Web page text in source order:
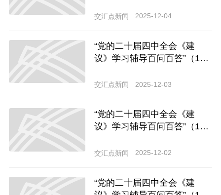
能+”行动？
交汇点新闻 2025-12-04
“党的二十届四中全会《建
议》学习辅导百问百答”（1
调发展？
交汇点新闻 2025-12-03
“党的二十届四中全会《建
议》学习辅导百问百答”（1
分类推进改革、统筹学科设
交汇点新闻 2025-12-02
“党的二十届四中全会《建